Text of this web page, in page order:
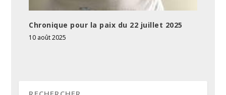
Chronique pour la paix du 22 juillet 2025
10 août 2025